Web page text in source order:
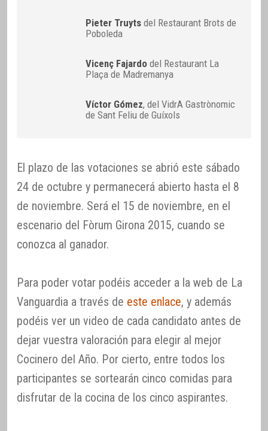
Pieter Truyts del Restaurant Brots de
Poboleda
Vicenç Fajardo del Restaurant La
Plaça de Madremanya
Víctor Gómez, del VidrA Gastrònomic
de Sant Feliu de Guíxols
El plazo de las votaciones se abrió este sábado
24 de octubre y permanecerá abierto hasta el 8
de noviembre. Será el 15 de noviembre, en el
escenario del Fòrum Girona 2015, cuando se
conozca al ganador.
Para poder votar podéis acceder a la web de La
Vanguardia a través de este enlace, y además
podéis ver un video de cada candidato antes de
dejar vuestra valoración para elegir al mejor
Cocinero del Año. Por cierto, entre todos los
participantes se sortearán cinco comidas para
disfrutar de la cocina de los cinco aspirantes.